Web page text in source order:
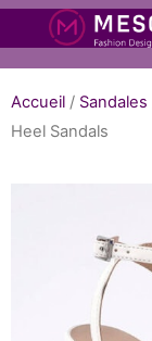
Accueil / Sandales
Heel Sandals